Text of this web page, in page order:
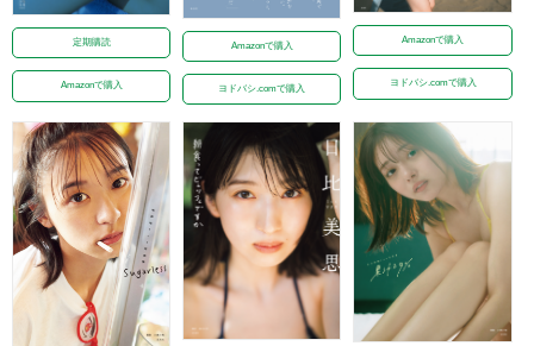
定期購読
Amazonで購入
Amazonで購入
ヨドバシ.comで購入
Amazonで購入
ヨドバシ.comで購入